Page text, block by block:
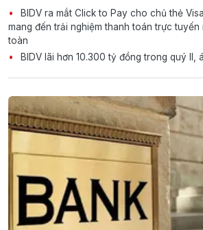
BIDV ra mắt Click to Pay cho chủ thẻ
mang đến trải nghiệm thanh toán trực
toàn
BIDV lãi hơn 10.300 tỷ đồng trong quý II,